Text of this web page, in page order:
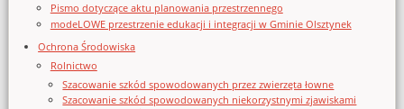
Pismo dotyczące aktu planowania przestrzennego
modeLOWE przestrzenie edukacji i integracji w Gminie Olsztynek
Ochrona Środowiska
Rolnictwo
Szacowanie szkód spowodowanych przez zwierzęta łowne
Szacowanie szkód spowodowanych niekorzystnymi zjawiskami